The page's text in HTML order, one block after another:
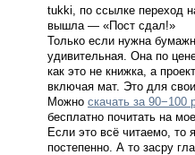
tukki, по ссылке переход
вышла — «Пост сдал!»
Только если нужна
удивительная. Она по
как это не книжка, а
включая мат. Это для
Можно скачать за 90−100
бесплатно почитать на
Если это всё читаемо, то
постепенно. А то засру